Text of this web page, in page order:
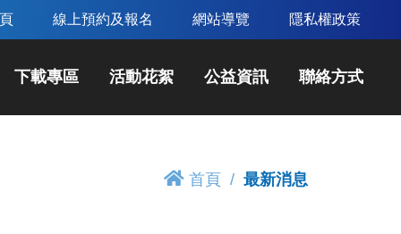
線上預約及報名 網站導覽 隱私權政策
下載專區 活動花絮 公益資訊 聯絡方式
首頁 最新消息